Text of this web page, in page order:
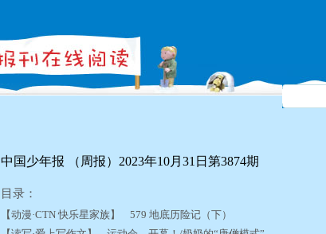
中国少年报 （周报）2023年10月31日第3874期
目录：
【动漫·CTN 快乐星家族】 579 地底历险记（下）